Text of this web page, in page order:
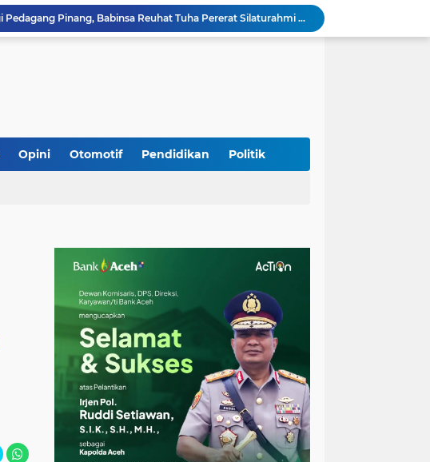
Sambangi Pedagang Pinang, Babinsa Reuhat Tuha Pererat Silaturahmi dengan Warga
Jalin Keakraban dengan Warga, Babinsa Leung Ie Perkuat Komunikasi di Wilayah Binaan
Opini Otomotif Pendidikan Politik